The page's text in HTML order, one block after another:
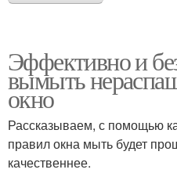
Эффективно и
вымыть
окно
Рассказываем, с помощью
правил окна мыть будет
качественнее.